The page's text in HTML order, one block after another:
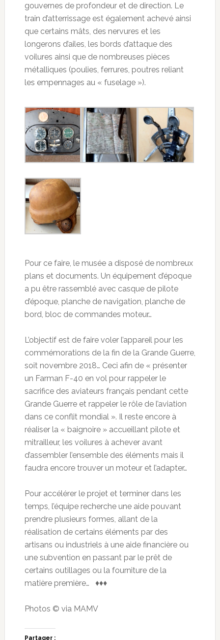
gouvernes de profondeur et de direction. Le
train d’atterrissage est également achevé ainsi
que certains mâts, des nervures et les
longerons d’ailes, les bords d’attaque des
voilures ainsi que de nombreuses pièces
métalliques (poulies, ferrures, poutres reliant
les empennages au « fuselage »).
Pour ce faire, le musée a disposé de nombreux
plans et documents. Un équipement d’époque
a pu être rassemblé avec casque de pilote
d’époque, planche de navigation, planche de
bord, bloc de commandes moteur…
L’objectif est de faire voler l’appareil pour les
commémorations de la fin de la Grande Guerre,
soit novembre 2018… Ceci afin de « présenter
un Farman F-40 en vol pour rappeler le
sacrifice des aviateurs français pendant cette
Grande Guerre et rappeler le rôle de l’aviation
dans ce conflit mondial ». Il reste encore à
réaliser la « baignoire » accueillant pilote et
mitrailleur, les voilures à achever avant
d’assembler l’ensemble des éléments mais il
faudra encore trouver un moteur et l’adapter…
Pour accélérer le projet et terminer dans les
temps, l’équipe recherche une aide pouvant
prendre plusieurs formes, allant de la
réalisation de certains éléments par des
artisans ou industriels à une aide financière ou
une subvention en passant par le prêt de
certains outillages ou la fourniture de la
matière première… ♦♦♦
Photos © via MAMV
Partager :